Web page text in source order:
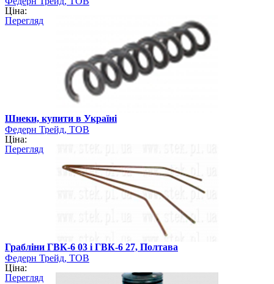
Ціна:
Перегляд
Шнеки, купити в Україні
Федерн Трейд, ТОВ
Ціна:
Перегляд
Грабліни ГВК-6 03 і ГВК-6 27, Полтава
Федерн Трейд, ТОВ
Ціна:
Перегляд